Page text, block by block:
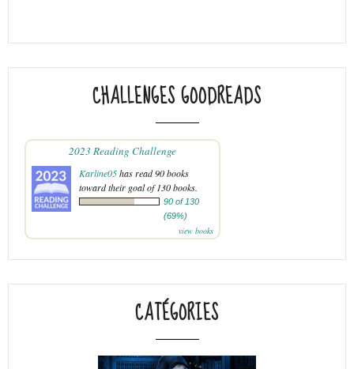
CHALLENGES GOODREADS
2023 Reading Challenge
Karline05has read 90 books
toward their goal of 130 books.
90 of 130
(69%)
view books
CATÉGORIES